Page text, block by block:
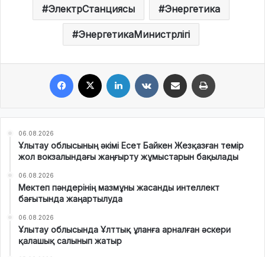
ЭлектрСтанциясы Энергетика
ЭнергетикаМинистрлігі
06.08.2026
Ұлытау облысының әкімі Есет Байкен Жезқазған темір
жол вокзалындағы жаңғырту жұмыстарын бақылады
06.08.2026
Мектеп пәндерінің мазмұны жасанды интеллект
бағытында жаңартылуда
06.08.2026
Ұлытау облысында Ұлттық ұланға арналған әскери
қалашық салынып жатыр